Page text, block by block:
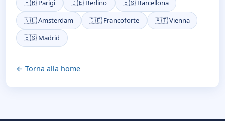
🇫🇷 Parigi
🇩🇪 Berlino
🇪🇸 Barcellona
🇳🇱 Amsterdam
🇩🇪 Francoforte
🇦🇹 Vienna
🇪🇸 Madrid
← Torna alla home